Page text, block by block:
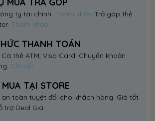
MUA TRẢ GÓP
ty tài chính. Tham khảoTrả góp thẻ
Tham khảo
THANH TOÁN
thẻ ATM, Visa Card. Chuyển khoản
Chi tiết
TẠI STORE
an toàn tuyệt đối cho khách hàng. Giá tốt
trợ Deal Giá.